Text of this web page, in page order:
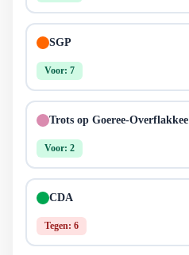
SGP
Voor: 7
Trots op Goeree-Overflakkee
Voor: 2
CDA
Tegen: 6